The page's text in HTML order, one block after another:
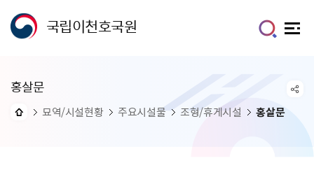
국립이천호국원
홍살문
묘역/시설현황 주요시설물 조형/휴게시설 홍살문